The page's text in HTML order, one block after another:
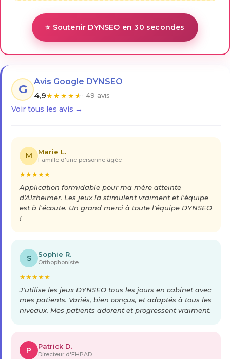
⭐ Soutenir DYNSEO en 30 secondes
G
Avis Google DYNSEO
4,9★★★★★ · 49 avis
Voir tous les avis →
M Marie L.
Famille d'une personne âgée
★★★★★
Application formidable pour ma mère atteinte
d'Alzheimer. Les jeux la stimulent vraiment et l'équipe
est à l'écoute. Un grand merci à toute l'équipe DYNSEO
!
S Sophie R.
Orthophoniste
★★★★★
J'utilise les jeux DYNSEO tous les jours en cabinet avec
mes patients. Variés, bien conçus, et adaptés à tous les
niveaux. Mes patients adorent et progressent vraiment.
P Patrick D.
Directeur d'EHPAD